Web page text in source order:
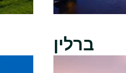
ברלין